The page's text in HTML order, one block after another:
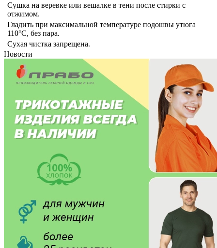
Сушка на веревке или вешалке в тени после стирки с
отжимом.
Гладить при максимальной температуре подошвы утюга
110°C, без пара.
Сухая чистка запрещена.
Новости